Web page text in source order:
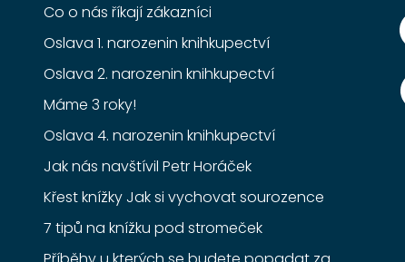
Co o nás říkají zákazníci
Oslava 1. narozenin knihkupectví
Oslava 2. narozenin knihkupectví
Máme 3 roky!
Oslava 4. narozenin knihkupectví
Jak nás navštívil Petr Horáček
Křest knížky Jak si vychovat sourozence
7 tipů na knížku pod stromeček